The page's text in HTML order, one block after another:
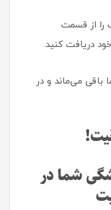
را از قسمت
دریافت کنید.
باقی می‌ماند و در
شما در